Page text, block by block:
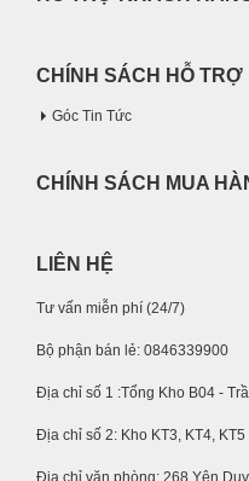
CHÍNH SÁCH HỖ TRỢ
Góc Tin Tức
CHÍNH SÁCH MUA
LIÊN HỆ
Tư vấn miễn phí (24/7)
Bộ phận bán lẻ: 0846339900
Địa chỉ số 1 :Tổng Kho B04 -
Địa chỉ số 2: Kho KT3, KT4,
Địa chỉ văn phòng: 268 Yên